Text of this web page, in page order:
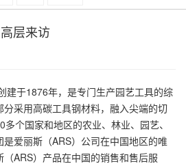
层来访
建于1876年，是专门生产园艺工具的综
采用高碳工具钢材料，融入尖端的切
个国家和地区的农业、林业、园艺、
爱丽斯（ARS）公司在中国地区的唯
ARS）产品在中国的销售和售后服